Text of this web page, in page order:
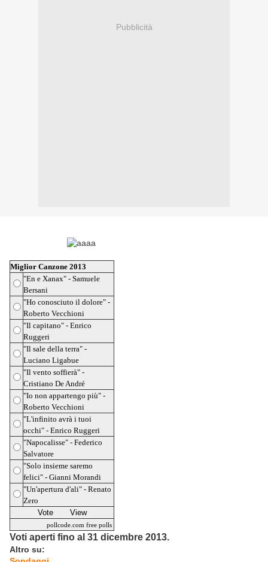
Pubblicità
Miglior Canzone 2013
"En e Xanax" - Samuele
Bersani
"Ho conosciuto il dolore" -
Roberto Vecchioni
"Il capitano" - Enrico
Ruggeri
"Il sale della terra" -
Luciano Ligabue
"Il vento soffierà" -
Cristiano De André
"Io non appartengo più" -
Roberto Vecchioni
"L'infinito avrà i tuoi
occhi" - Enrico Ruggeri
"Napocalisse" - Federico
Salvatore
"Solo insieme saremo
felici" - Gianni Morandi
"Un'apertura d'ali" - Renato
Zero
pollcode.com free polls
Voti aperti fino al 31 dicembre 2013.
Altro su: